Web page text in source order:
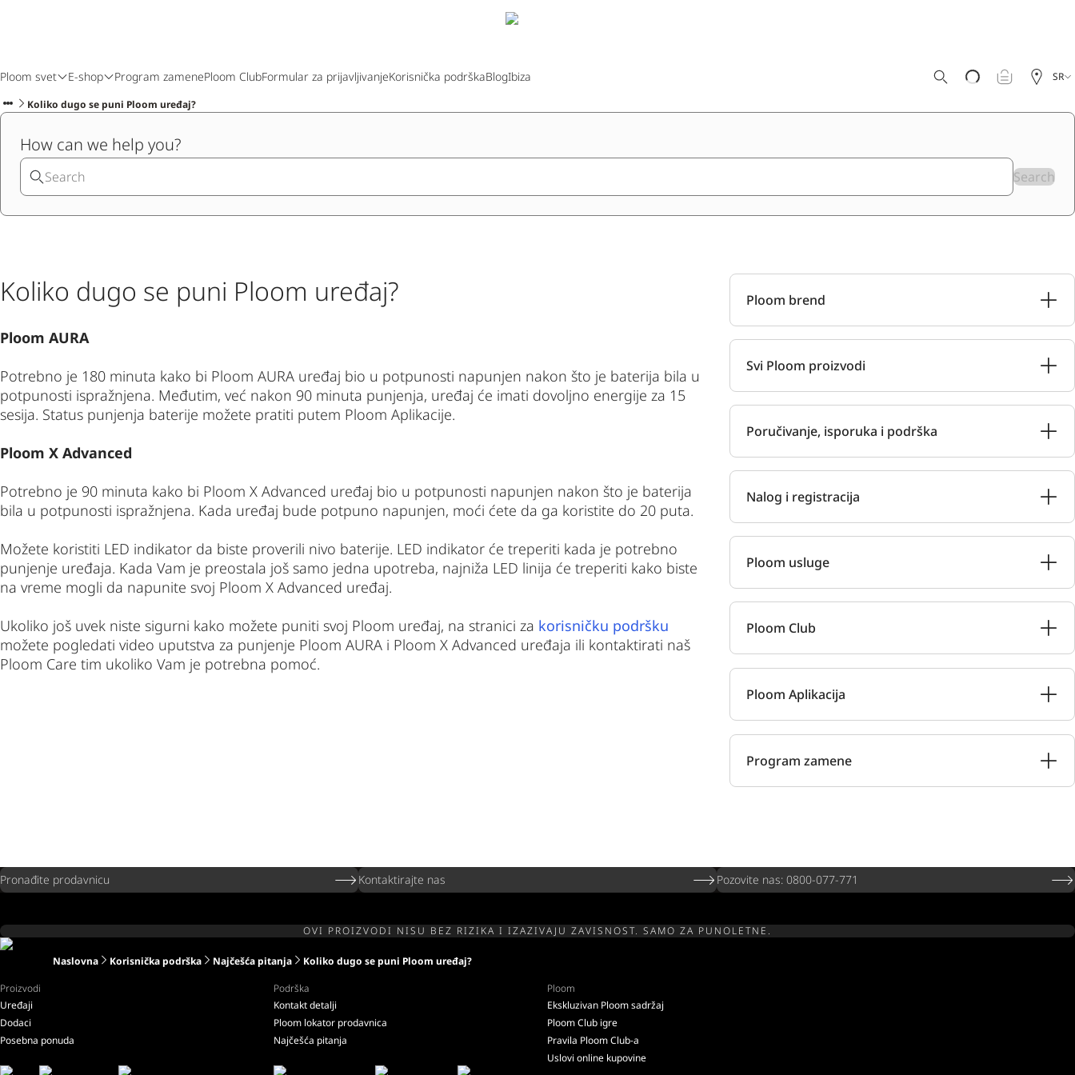
Ploom svet E-shop Program zamenePloom ClubFormular za prijavljivanjeKorisnička podrškaBlogIbiza SR
Koliko dugo se puni Ploom uređaj?
How can we help you?
Search
Koliko dugo se puni Ploom uređaj?
Ploom AURA
Potrebno je 180 minuta kako bi Ploom AURA uređaj bio u potpunosti napunjen nakon što je baterija bila u
potpunosti ispražnjena. Međutim, već nakon 90 minuta punjenja, uređaj će imati dovoljno energije za 15
sesija. Status punjenja baterije možete pratiti putem Ploom Aplikacije.
Ploom X Advanced
Potrebno je 90 minuta kako bi Ploom X Advanced uređaj bio u potpunosti napunjen nakon što je baterija
bila u potpunosti ispražnjena. Kada uređaj bude potpuno napunjen, moći ćete da ga koristite do 20 puta.
Možete koristiti LED indikator da biste proverili nivo baterije. LED indikator će treperiti kada je potrebno
punjenje uređaja. Kada Vam je preostala još samo jedna upotreba, najniža LED linija će treperiti kako biste
na vreme mogli da napunite svoj Ploom X Advanced uređaj.
Ukoliko još uvek niste sigurni kako možete puniti svoj Ploom uređaj, na stranici za korisničku podršku
možete pogledati video uputstva za punjenje Ploom AURA i Ploom X Advanced uređaja ili kontaktirati naš
Ploom Care tim ukoliko Vam je potrebna pomoć.
Ploom brend
Svi Ploom proizvodi
Poručivanje, isporuka i podrška
Nalog i registracija
Ploom usluge
Ploom Club
Ploom Aplikacija
Program zamene
Pronađite prodavnicu Kontaktirajte nas Pozovite nas: 0800-077-771
OVI PROIZVODI NISU BEZ RIZIKA I IZAZIVAJU ZAVISNOST. SAMO ZA PUNOLETNE.
Naslovna Korisnička podrška Najčešća pitanja
Koliko dugo se puni Ploom uređaj?
Proizvodi
Uređaji
Dodaci
Posebna ponuda
Podrška
Kontakt detalji
Ploom lokator prodavnica
Najčešća pitanja
Ploom
Ekskluzivan Ploom sadržaj
Ploom Club igre
Pravila Ploom Club-a
Uslovi online kupovine